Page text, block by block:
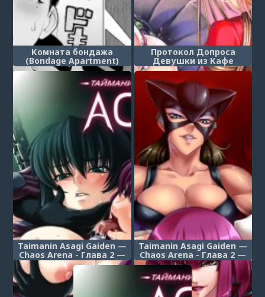
Комната бондажа
(Bondage Apartment)
Протокол Допроса
Девушки из Кафе
«Лико-рико», Нисикиги
Тисато. (Kissa Lyco Reco
Kanban Musume Nishikigi
Chisato Jinmon Chousho)
Taimanin Asagi Gaiden —
Chaos Arena - Глава 2 —
Поезд адского разврата
— часть 4 (Taimanin
Asagi Gaiden ~ Chaos
Arena Hen ~)
Taimanin Asagi Gaiden —
Chaos Arena - Глава 2 —
Поезд адского разврата
— часть 5 (Taimanin
Asagi Gaiden ~ Chaos
Arena Hen ~)